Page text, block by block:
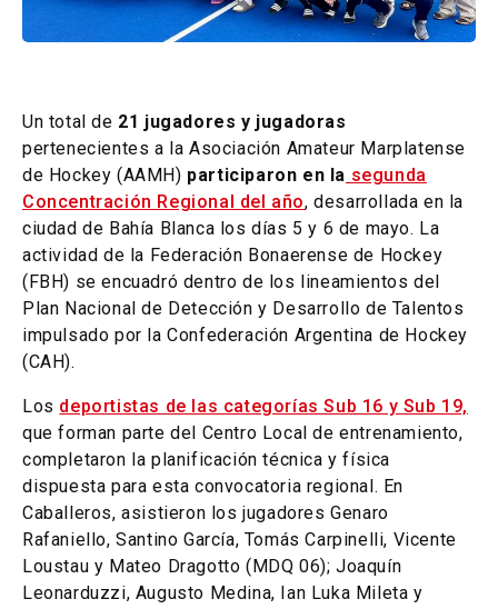
Un total de 21 jugadores y jugadoras
pertenecientes a la Asociación Amateur Marplatense
de Hockey (AAMH) participaron en la segunda
Concentración Regional del año, desarrollada en la
ciudad de Bahía Blanca los días 5 y 6 de mayo. La
actividad de la Federación Bonaerense de Hockey
(FBH) se encuadró dentro de los lineamientos del
Plan Nacional de Detección y Desarrollo de Talentos
impulsado por la Confederación Argentina de Hockey
(CAH).
Los deportistas de las categorías Sub 16 y Sub 19,
que forman parte del Centro Local de entrenamiento,
completaron la planificación técnica y física
dispuesta para esta convocatoria regional. En
Caballeros, asistieron los jugadores Genaro
Rafaniello, Santino García, Tomás Carpinelli, Vicente
Loustau y Mateo Dragotto (MDQ 06); Joaquín
Leonarduzzi, Augusto Medina, Ian Luka Mileta y